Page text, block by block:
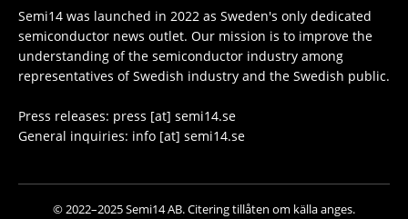
Semi14 was launched in 2022 as Sweden's only dedicated
semiconductor news outlet. Our mission is to improve the
understanding of the semiconductor industry among
representatives of Swedish industry and the Swedish public.
Press releases: press [at] semi14.se
General inquiries: info [at] semi14.se
© 2022–2025 Semi14 AB. Citering tillåten om källa anges.